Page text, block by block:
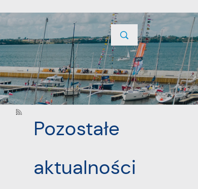
PROJEKTY UNIJNE KONTAKT
POPRZEDNI NASTĘPNY
Pozostałe
aktualności